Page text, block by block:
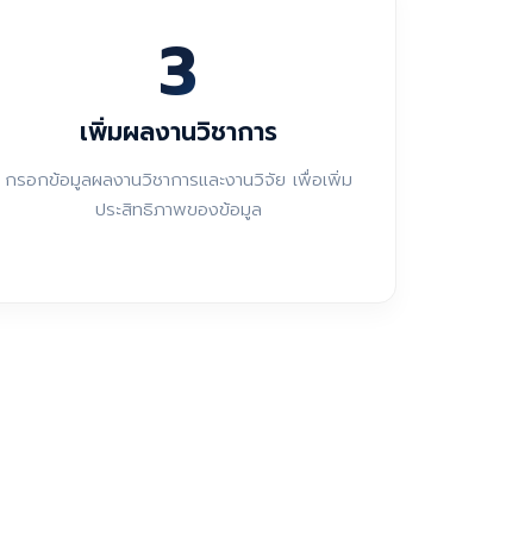
3
เพิ่มผลงานวิชาการ
กรอกข้อมูลผลงานวิชาการและงานวิจัย เพื่อเพิ่ม
ประสิทธิภาพของข้อมูล